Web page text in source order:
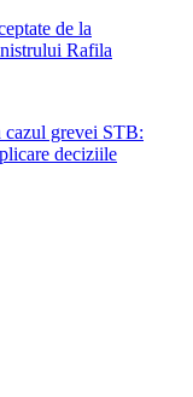
de la
Rafila
cazul grevei STB:
deciziile